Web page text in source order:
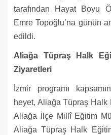
tarafından Hayat Boyu
Emre Topoğlu’na günün
edildi.
Aliağa Tüpraş Halk
Ziyaretleri
İzmir programı
heyet, Aliağa Tüpraş
Aliağa İlçe Millî Eğitim
Aliağa Tüpraş Halk